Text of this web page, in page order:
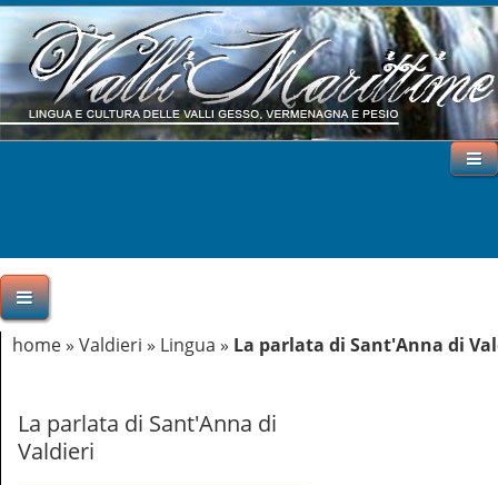
home» Valdieri » Lingua » La parlata di Sant'Anna di
La parlata di Sant'Anna di
Valdieri